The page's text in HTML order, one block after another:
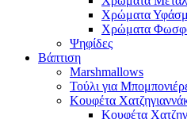
Χρώματα
Χρώματα
Ψηφίδες
Βάπτιση
Marshmallows
Τούλι για
Κουφέτα
Κουφέτα